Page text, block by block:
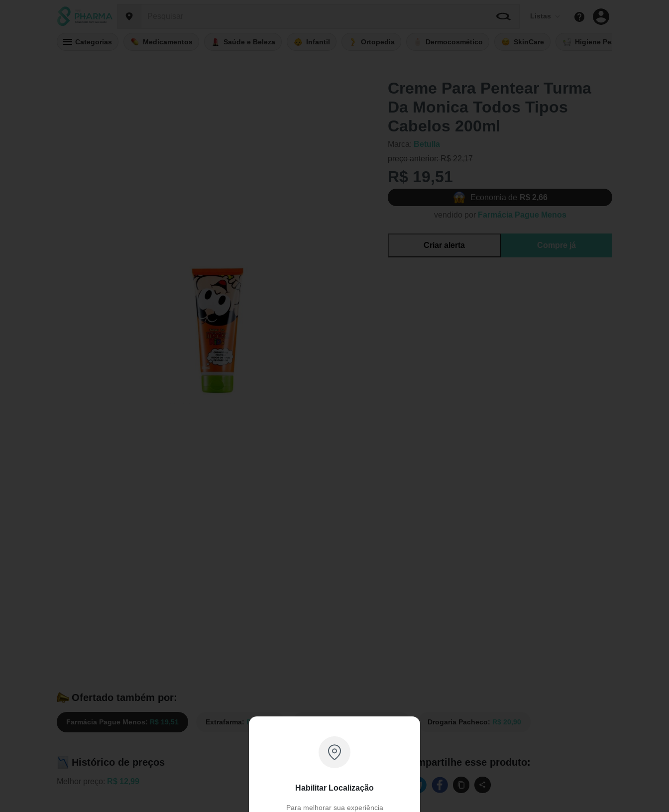
Listas
Categorias Medicamentos Saúde e Beleza Infantil Ortopedia Dermocosmético SkinCare Higiene Pessoal
Habilitar Localização
Para melhorar sua experiência
Creme Para Pentear Turma
Da Monica Todos Tipos
Cabelos 200ml
Marca: Betulla
preço anterior: R$ 22,17
R$ 19,51
Economia de R$ 2,66
vendido por Farmácia Pague Menos
Criar alerta Compre já
Ofertado também por:
Farmácia Pague Menos: R$ 19,51 Extrafarma: R$ 19,51 Drogaria Pacheco: R$ 20,90
Histórico de preços
Melhor preço: R$ 12,99
Compartilhe esse produto: